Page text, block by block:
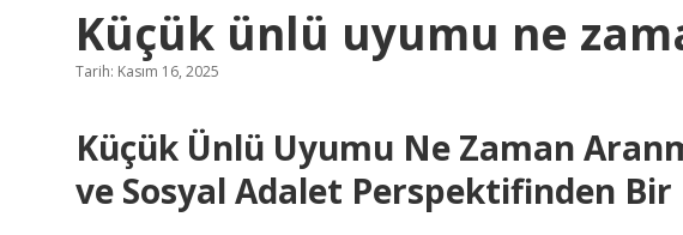
Küçük ünlü uyumu ne
Tarih: Kasım 16, 2025
Küçük Ünlü Uyumu Ne Zaman
ve Sosyal Adalet Perspektifinden Bir